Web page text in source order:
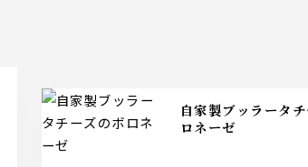
自家製ブッラータチーズのボ
ロネーゼ